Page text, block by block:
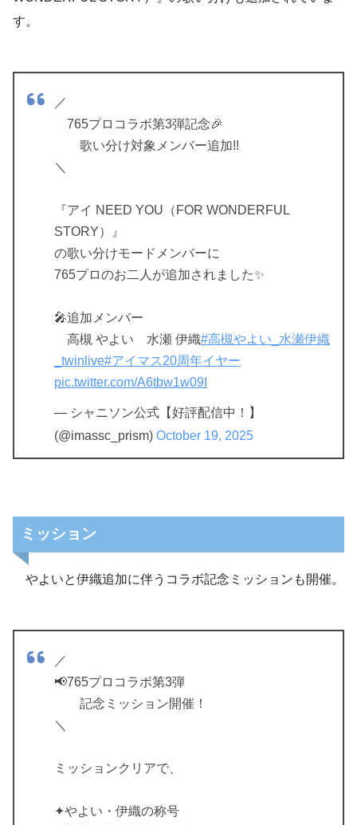
す。
／
765プロコラボ第3弾記念🎉
歌い分け対象メンバー追加!!
＼
『アイ NEED YOU（FOR WONDERFUL
STORY）』
の歌い分けモードメンバーに
765プロのお二人が追加されました✨️
🎤追加メンバー
高槻 やよい 水瀬 伊織#高槻やよい_水瀬伊織
_twinlive#アイマス20周年イヤー
pic.twitter.com/A6tbw1w09I
— シャニソン公式【好評配信中！】
(@imassc_prism) October 19, 2025
ミッション
やよいと伊織追加に伴うコラボ記念ミッションも開催。
／
📢765プロコラボ第3弾
記念ミッション開催！
＼
ミッションクリアで、
✦やよい・伊織の称号